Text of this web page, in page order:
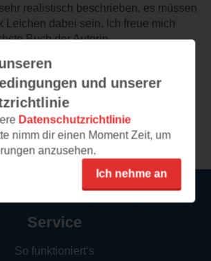
realistisch beschrieben, es müssen
Leichen dabei sein. Ich freue mich
Buch der Autorin.
und unserer
Datenschutzrichtlinie
nimm dir einen Moment Zeit, um
anzusehen.
Ich nehme an
Service
So funktioniert‘s